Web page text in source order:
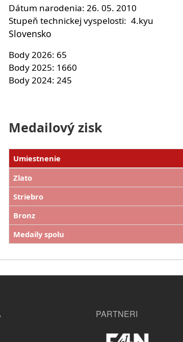
Dátum narodenia 26. 05. 2010
Stupeň technickej vyspelosti
4.kyu
Slovensko
Body 2026 65
Body 2025 1660
Body 2024 245
Medailový zisk
Umiestnenie
Zlato
Striebro
Bronz
Medaily spolu
PARTNERI